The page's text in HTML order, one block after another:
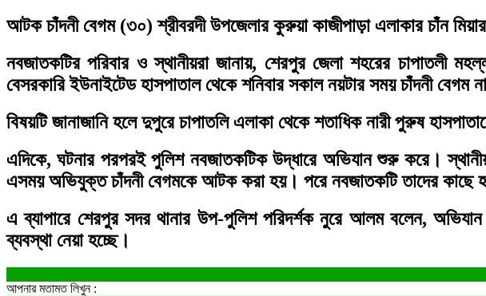
আটক চাঁদনী বেগম (৩০) শ্রীবরদী উপজেলার কুরুয়া কাজীপাড়া এলাকার চাঁন
নবজাতকটির পরিবার ও স্থানীয়রা জানায়, শেরপুর জেলা শহরের চাপাতলী
বেসরকারি ইউনাইটেড হাসপাতাল থেকে শনিবার সকাল নয়টার সময় চাঁদনী বেগম
বিষয়টি জানাজানি হলে দুপুরে চাপাতলি এলাকা থেকে শতাধিক নারী পুরুষ
এদিকে, ঘটনার পরপরই পুলিশ নবজাতকটিক উদ্ধারে অভিযান শুরু করে।
এসময় অভিযুক্ত চাঁদনী বেগমকে আটক করা হয়। পরে নবজাতকটি তাদের কাছে
এ ব্যাপারে শেরপুর সদর থানার উপ-পুলিশ পরিদর্শক নুরে আলম বলেন,
ব্যবস্থা নেয়া হচ্ছে।
আপনার মতামত লিখুন :